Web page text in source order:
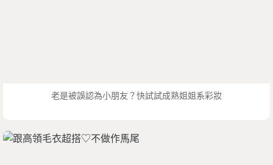
老是被誤認為小朋友？快試試成熟姐姐系彩妝